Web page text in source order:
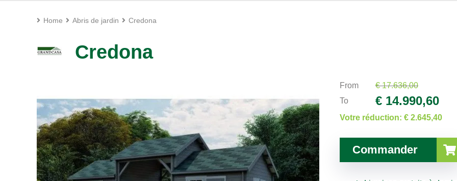
Home Abris de jardin Credona
Credona
From
€ 17.636,00
To
€ 14.990,60
Votre réduction: € 2.645,40
Commander